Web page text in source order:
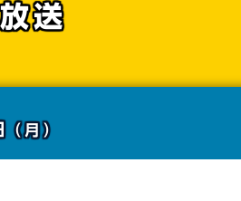
送
（月）